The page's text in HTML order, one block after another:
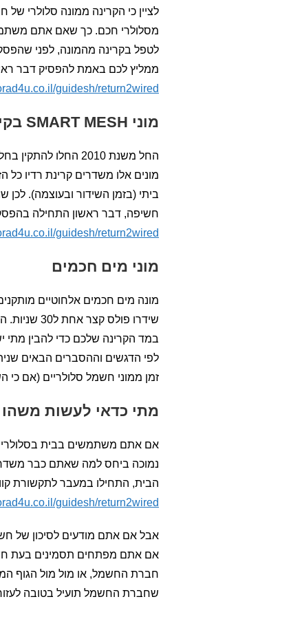
לציין כי הקרינה ממונה סלולרי
מסלולרי חכם. כך שאם אתם
לטפל בקרינה מהמונה, לפני
ממליץ לכם באמת להפסיק דבר
guidesh/return2wired/
מוני SMART MESH בקיבוצים
מונים אלו משדרים קרינת רדיו כל
ביתי (בזמן השידור ובעוצמה).
חשיפה, דבר ראשון התחילה
guidesh/return2wired/
מוני מים חכמים
שידרו
במד הקרינה שלכם כדי להבין
לפי הדגשים וההסברים הבאים
זמן ממוני חשמל סלולריים (אם כי
מתי כדאי לעשות משהו
אם אתם משתמשים בבית
נמוכה ביחס למה שאתם כבר
הבית, התחילו במעבר לתקשורת
guidesh/return2wired/
אבל אם אתם מודעים לסיכון של
אם אתם מפתחים תסמינים בעת
חברת החשמל, או מול מול הגוף
שחברת החשמל תועיל בטובה לעזור